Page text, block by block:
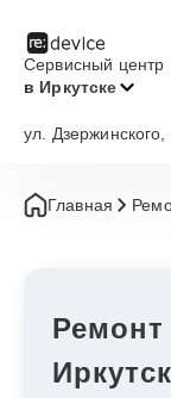
Сервисный центр
в Иркутске
ул. Дзержинского,
Главная